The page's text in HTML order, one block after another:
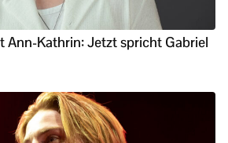
Ann-Kathrin: Jetzt spricht Gabriel